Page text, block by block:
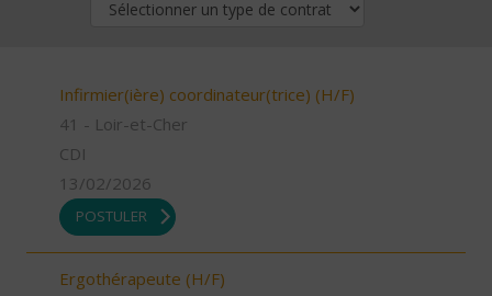
Infirmier(ière) coordinateur(trice) (H/F)
41 - Loir-et-Cher
CDI
13/02/2026
POSTULER
Ergothérapeute (H/F)